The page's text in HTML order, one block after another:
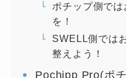
ポチップ側で
を！
SWELL側では
整えよう！
Pochipp Pro(ポ